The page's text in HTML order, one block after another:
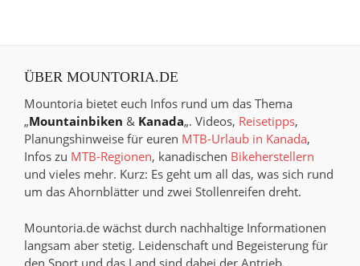
ÜBER MOUNTORIA.DE
Mountoria bietet euch Infos rund um das Thema
„Mountainbiken & Kanada„. Videos, Reisetipps,
Planungshinweise für euren MTB-Urlaub in Kanada,
Infos zu MTB-Regionen, kanadischen Bikeherstellern
und vieles mehr. Kurz: Es geht um all das, was sich rund
um das Ahornblätter und zwei Stollenreifen dreht.
Mountoria.de wächst durch nachhaltige Informationen
langsam aber stetig. Leidenschaft und Begeisterung für
den Sport und das Land sind dabei der Antrieb.